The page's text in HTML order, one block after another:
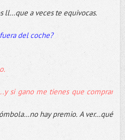
ll…que a veces te equivocas.
del coche?
si gano me tienes que comprar
hay premio. A ver…qué